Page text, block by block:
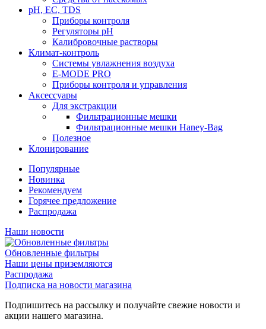
pH, EC, TDS
Приборы контроля
Регуляторы pH
Калибровочные растворы
Климат-контроль
Системы увлажнения воздуха
E-MODE PRO
Приборы контроля и управления
Аксессуары
Для экстракции
Фильтрационные мешки
Фильтрационные мешки Haney-Bag
Полезное
Клонирование
Популярные
Новинка
Рекомендуем
Горячее предложение
Распродажа
Наши новости
Обновленные фильтры
Наши цены приземляются
Распродажа
Подписка на новости магазина
Подпишитесь на рассылку и получайте свежие новости и
акции нашего магазина.